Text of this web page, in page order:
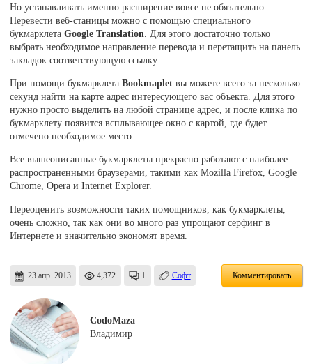
Но устанавливать именно расширение вовсе не обязательно.
Перевести веб-станицы можно с помощью специального
букмарклетаGoogle Translation . Для этого достаточно только
выбрать необходимое направление перевода и перетащить на панель
закладок соответствующую ссылку.
При помощи букмарклетаBookmaplet вы можете всего за несколько
секунд найти на карте адрес интересующего вас объекта. Для этого
нужно просто выделить на любой странице адрес, и после клика по
букмарклету появится всплывающее окно с картой, где будет
отмечено необходимое место.
Все вышеописанные букмарклеты прекрасно работают с наиболее
распространенными браузерами, такими как Mozilla Firefox, Google
Chrome, Opera и Internet Explorer.
Переоценить возможности таких помощников, как букмарклеты,
очень сложно, так как они во много раз упрощают серфинг в
Интернете и значительно экономят время.
23 апр. 2013 4,372 1 Софт Комментировать
CodoMaza
Владимир